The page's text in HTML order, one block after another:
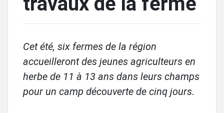
Cet été, six fermes de la région
accueilleront des jeunes agriculteurs en
herbe de 11 à 13 ans dans leurs champs
pour un camp découverte de cinq jours.